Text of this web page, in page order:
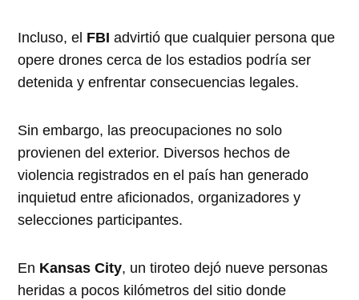
Incluso, el FBI advirtió que cualquier persona que
opere drones cerca de los estadios podría ser
detenida y enfrentar consecuencias legales.
Sin embargo, las preocupaciones no solo
provienen del exterior. Diversos hechos de
violencia registrados en el país han generado
inquietud entre aficionados, organizadores y
selecciones participantes.
En Kansas City, un tiroteo dejó nueve personas
heridas a pocos kilómetros del sitio donde